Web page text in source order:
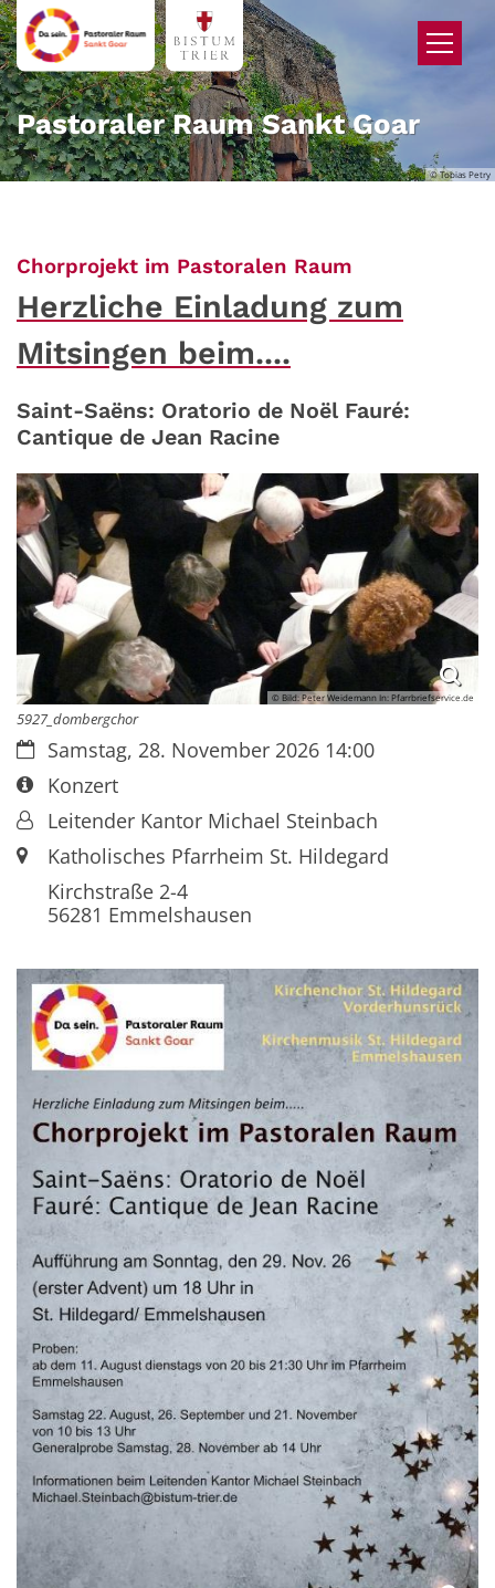
Zum Inhalt springen
© Tobias Petry
Pastoraler Raum Sankt Goar
Chorprojekt im Pastoralen Raum
Herzliche Einladung zum
Mitsingen beim....
Saint-Saëns: Oratorio de Noël Fauré:
Cantique de Jean Racine
© Bild: Peter Weidemann In: Pfarrbriefservice.de
5927_dombergchor
Datum:Samstag, 28. November 2026 14:00
Art bzw. Nummer:
Konzert
Von:Leitender Kantor Michael Steinbach
Ort:Katholisches Pfarrheim St. Hildegard
Kirchstraße 2-4
56281 Emmelshausen